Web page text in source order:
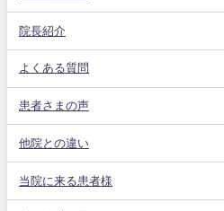
院長紹介
よくある質問
患者さまの声
他院との違い
当院に来る患者様